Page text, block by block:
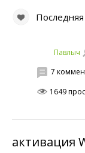
Последняя
Павлыч
7
1649
активация